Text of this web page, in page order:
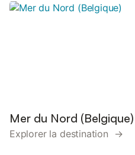
Mer du Nord (Belgique)
Explorer la destination →